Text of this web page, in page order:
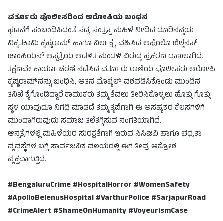
ವರ್ತೂರು ಪೊಲೀಸರಿಂದ ಆರೋಪಿಯ ಬಂಧನ
ಘಟನೆಗೆ ಸಂಬಂಧಿಸಿದಂತೆ ಸದ್ಯ ಸಂತ್ರಸ್ತ ಮಹಿಳೆ ನೀಡಿದ ದೂರಿನನ್ವಯ
ವಿಕೃತಕಾಮಿ ಕೃಷ್ಣರಾಮ್ ಹಾಗೂ ನಿರ್ಲಕ್ಷ್ಯ ವಹಿಸಿದ ಅಪೊಲೊ ಬೆಲ್ಲೆನಸ್
ಚಾಂಪಿಯನ್ ಆಸ್ಪತ್ರೆಯ ಆಡಳಿತ ಮಂಡಳಿ ವಿರುದ್ಧ ಪ್ರಕರಣ ದಾಖಲಾಗಿದೆ.
ತಕ್ಷಣವೇ ಕಾರ್ಯಾಚರಣೆ ನಡೆಸಿದ ವರ್ತೂರು ಠಾಣೆಯ ಪೊಲೀಸರು ಆರೋಪಿ
ಕೃಷ್ಣರಾಮ್‌ನನ್ನು ಬಂಧಿಸಿ, ಆತನ ಮೊಬೈಲ್ ವಶಪಡಿಸಿಕೊಂಡು ಮುಂದಿನ
ತನಿಖೆ ಕೈಗೊಂಡಿದ್ದಾರೆ.ಕಾಮುಕರು ತಮ್ಮ ತೆವಲು ತೀರಿಸಿಕೊಳ್ಳಲು ಹೊತ್ತು ಗೊತ್ತು
ಸ್ಥಳ ಯಾವುದೂ ನಿಗದಿ ಮಾಡದೆ ತಮ್ಮ ತೃಷೆಗಾಗಿ ಈ ಅಸಹ್ಯಕರ ಕೆಲಸಗಳಿಗೆ
ಮುಂದಾಗಿರುವುದು ಸಮಾಜ ತಲೆತಗ್ಗಿಸುವ ಸಂಗತಿಯಾಗಿದೆ.
ಆಸ್ಪತ್ರೆಗಳಲ್ಲಿ ಮಹಿಳೆಯರ ಸುರಕ್ಷತೆಗಾಗಿ ಇರುವ ಸಿಸಿಟಿವಿ ಹಾಗೂ ಭದ್ರತಾ
ವ್ಯವಸ್ಥೆಗಳ ಬಗ್ಗೆ ಸಾರ್ವಜನಿಕ ವಲಯದಲ್ಲಿ ಈಗ ತೀವ್ರ ಆಕ್ರೋಶ
ವ್ಯಕ್ತವಾಗುತ್ತಿದೆ.
#BengaluruCrime #HospitalHorror #WomenSafety
#ApolloBelenusHospital #VarthurPolice #SarjapurRoad
#CrimeAlert #ShameOnHumanity #VoyeurismCase